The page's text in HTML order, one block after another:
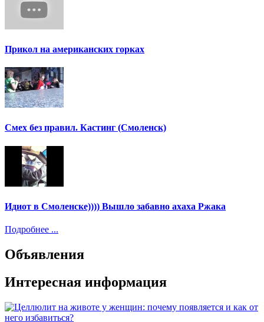
Прикол на американских горках
Смех без правил. Кастинг (Смоленск)
Идиот в Смоленске)))) Вышло забавно ахаха Ржака
Подробнее ...
Объявления
Интересная информация